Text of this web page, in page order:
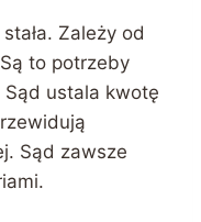
Zależy od
to potrzeby
ustala kwotę
Sąd zawsze